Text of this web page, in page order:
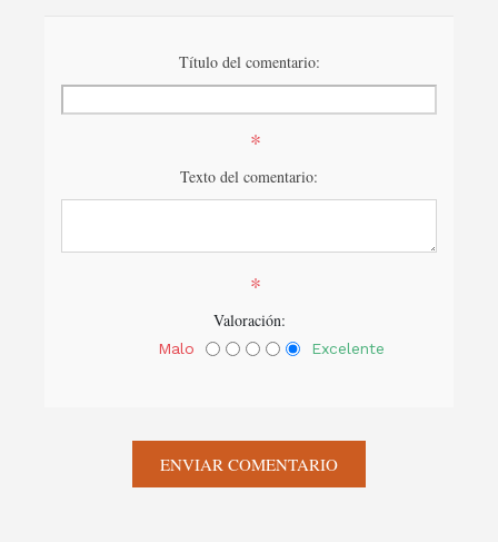
Título del comentario:
*
Texto del comentario:
*
Valoración:
Malo Excelente